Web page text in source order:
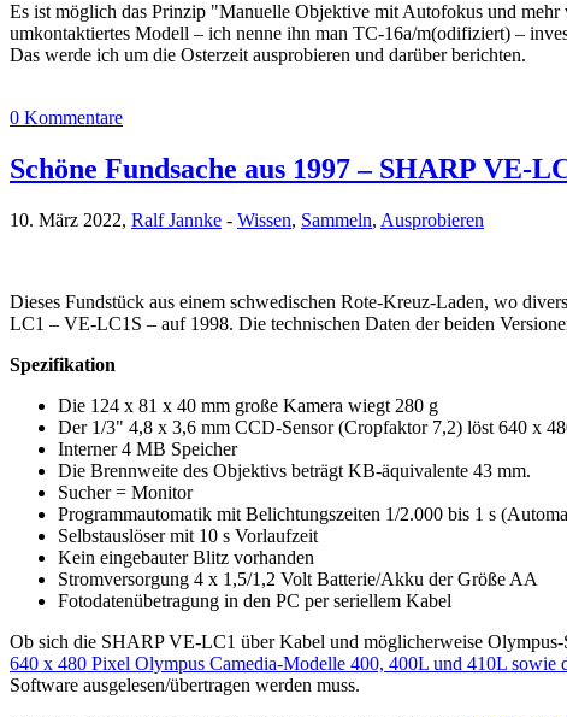
Es ist möglich das Prinzip "Manuelle Objektive mit Autofokus und
umkontaktiertes Modell – ich nenne ihn man TC-16a/m(odifiziert) –
Das werde ich um die Osterzeit ausprobieren und darüber berichten.
0 Kommentare
Schöne Fundsache aus 1997 – SHARP VE-
10. März 2022, Ralf Jannke - Wissen, Sammeln, Ausprobieren
Dieses Fundstück aus einem schwedischen Rote-Kreuz-Laden, wo
LC1 – VE-LC1S – auf 1998. Die technischen Daten der beiden
Spezifikation
Die 124 x 81 x 40 mm große Kamera wiegt 280 g
Der 1/3" 4,8 x 3,6 mm CCD-Sensor (Cropfaktor 7,2) löst 640 x
Interner 4 MB Speicher
Die Brennweite des Objektivs beträgt KB-äquivalente 43 mm.
Sucher = Monitor
Programmautomatik mit Belichtungszeiten 1/2.000 bis 1 s
Selbstauslöser mit 10 s Vorlaufzeit
Kein eingebauter Blitz vorhanden
Stromversorgung 4 x 1,5/1,2 Volt Batterie/Akku der Größe AA
Fotodatenübetragung in den PC per seriellem Kabel
Ob sich die SHARP VE-LC1 über Kabel und möglicherweise
640 x 480 Pixel Olympus Camedia-Modelle 400, 400L und 410L sowie
Software ausgelesen/übertragen werden muss.